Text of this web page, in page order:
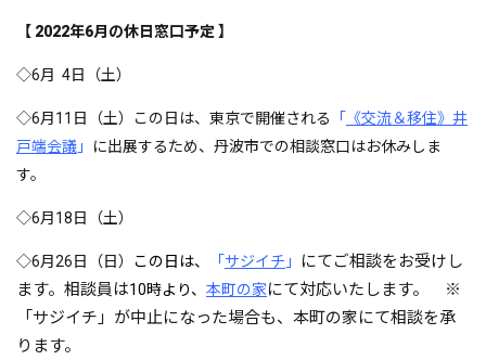
【 2022年6月の休日窓口予定 】
◇6月 4日（土）
◇6月11日（土）この日は、東京で開催される 「
《交流＆移住》井
戸端会議 」
に出展するため、丹波市での相談窓口はお休みしま
す。
◇6月18日（土）
◇6月26日（日） この日は、 「 サジイチ 」
にてご相談をお受けし
ます。相談員は10時より、 本町の家にて対応いたします。 ※
「サジイチ」が中止になった場合も、本町の家にて相談を承
ります。